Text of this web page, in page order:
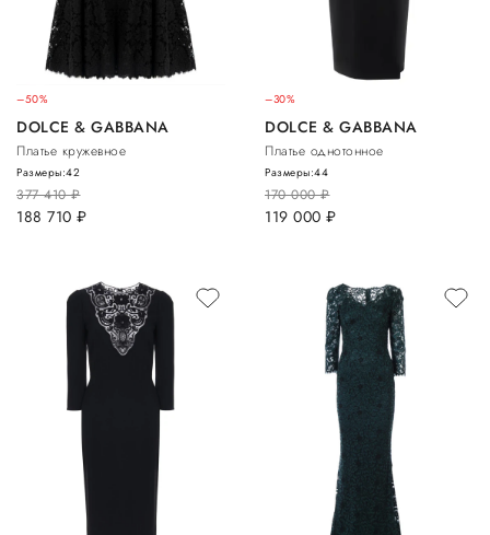
–50%
DOLCE & GABBANA
Платье кружевное
377 410руб.
188 710 руб.
Размеры:42
–30%
DOLCE & GABBANA
Платье однотонное
170 000руб.
119 000 руб.
Размеры:44